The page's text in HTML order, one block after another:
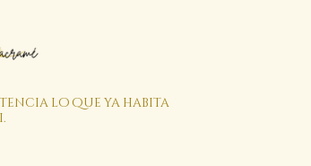
lo que ya habita